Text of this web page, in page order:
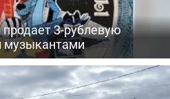
3-рублевую
музыкантами